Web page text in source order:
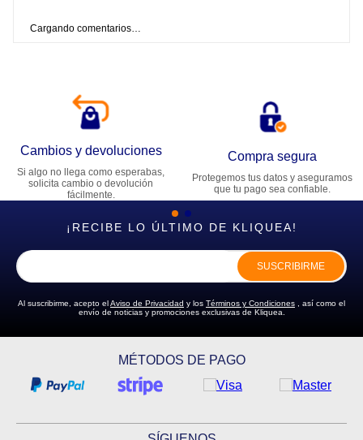
Cargando comentarios…
Cambios y devoluciones
Si algo no llega como esperabas,
solicita cambio o devolución
fácilmente.
Compra segura
Protegemos tus datos y aseguramos
que tu pago sea confiable.
¡RECIBE LO ÚLTIMO DE KLIQUEA!
SUSCRIBIRME
Al suscribirme, acepto elAviso de Privacidad y los Términos y Condiciones , así como el
envío de noticias y promociones exclusivas de Kliquea.
MÉTODOS DE PAGO